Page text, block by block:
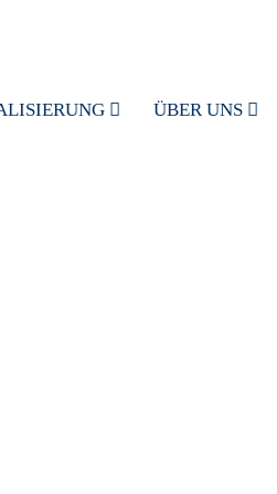
ÜBER UNS